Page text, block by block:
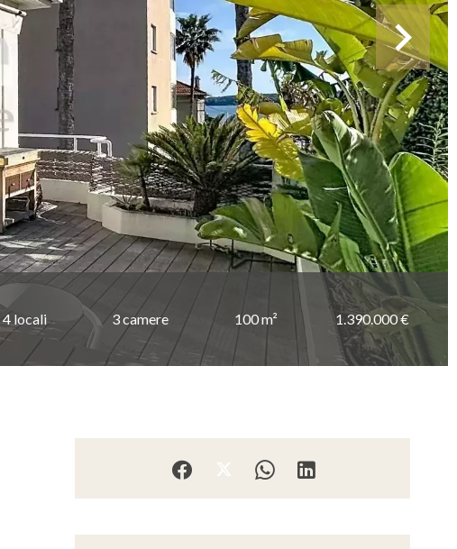
4 locali 3 camere 100 m² 1.390.000 €